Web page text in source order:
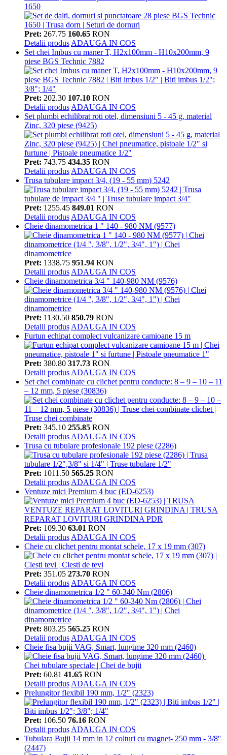
1650
Pret: 267.75 160.65 RON
Detalii produs ADAUGA IN COS
Set chei Imbus cu maner T, H2x100mm - H10x200mm, 9
piese BGS Technic 7882
Pret: 202.30 107.10 RON
Detalii produs ADAUGA IN COS
Set plumbi echilibrat roti otel, dimensiuni 5 - 45 g, material
Zinc, 320 piese (9425)
Pret: 743.75 434.35 RON
Detalii produs ADAUGA IN COS
Trusa tubulare impact 3/4, (19 - 55 mm) 5242
Pret: 1255.45 849.01 RON
Detalii produs ADAUGA IN COS
Cheie dinamometrica 1 " 140 - 980 NM (9577)
Pret: 1338.75 951.94 RON
Detalii produs ADAUGA IN COS
Cheie dinamometrica 3/4 " 140-980 NM (9576)
Pret: 1130.50 850.79 RON
Detalii produs ADAUGA IN COS
Furtun echipat complect vulcanizare camioane 15 m
Pret: 380.80 317.73 RON
Detalii produs ADAUGA IN COS
Set chei combinate cu clichet pentru conducte: 8 – 9 – 10 – 11
– 12 mm, 5 piese (30836)
Pret: 345.10 255.85 RON
Detalii produs ADAUGA IN COS
Trusa cu tubulare profesionale 192 piese (2286)
Pret: 1011.50 565.25 RON
Detalii produs ADAUGA IN COS
Ventuze mici Premium 4 buc (ED-6253)
Pret: 109.30 63.01 RON
Detalii produs ADAUGA IN COS
Cheie cu clichet pentru montat schele, 17 x 19 mm (307)
Pret: 351.05 273.70 RON
Detalii produs ADAUGA IN COS
Cheie dinamometrica 1/2 " 60-340 Nm (2806)
Pret: 803.25 565.25 RON
Detalii produs ADAUGA IN COS
Cheie fisa bujii VAG, Smart, lungime 320 mm (2460)
Pret: 60.81 41.65 RON
Detalii produs ADAUGA IN COS
Prelungitor flexibil 190 mm, 1/2" (2323)
Pret: 106.50 76.16 RON
Detalii produs ADAUGA IN COS
Tubulara Bujii 14 mm in 12 colturi cu magnet- 250 mm - 3/8''
(2447)